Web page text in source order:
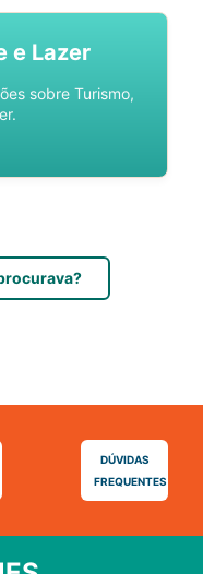
e Lazer
sobre Turismo,
DÚVIDAS
FREQUENTES